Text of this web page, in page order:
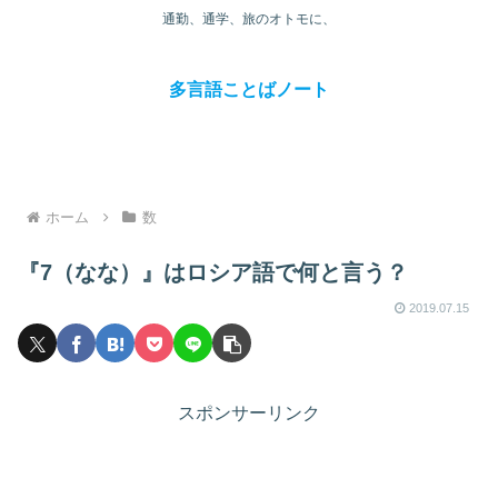
通勤、通学、旅のオトモに、
多言語ことばノート
ホーム 数
『7（なな）』はロシア語で何と言う？
2019.07.15
スポンサーリンク